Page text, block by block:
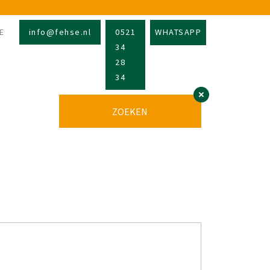
info@fehse.nl
0521
34
28
34
WHATSAPP
ZOEKEN